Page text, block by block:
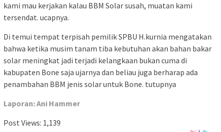
kami mau kerjakan kalau BBM Solar susah, muatan kami
tersendat. ucapnya.
Di temui tempat terpisah pemilik SPBU H.kurnia mengatakan
bahwa ketika musim tanam tiba kebutuhan akan bahan bakar
solar meningkat jadi terjadi kelangkaan bukan cuma di
kabupaten Bone saja ujarnya dan beliau juga berharap ada
penambahan BBM jenis solar untuk Bone. tutupnya
Laporan: Ani Hammer
Post Views: 1,139